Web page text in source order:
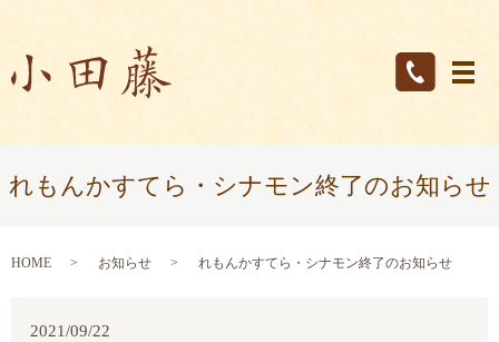
メ
れもんかすてら・シナモン終了のお知らせ
HOME お知らせ れもんかすてら・シナモン終了のお知らせ
2021/09/22